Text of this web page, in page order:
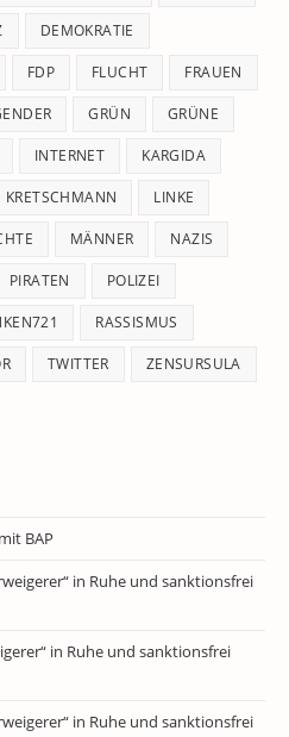
DEMOKRATIE
FDP FLUCHT FRAUEN
GRÜN GRÜNE
INTERNET KARGIDA
KRETSCHMANN LINKE
MÄNNER NAZIS
PIRATEN POLIZEI
RASSISMUS
TWITTER ZENSURSULA
BAP
in Ruhe und sanktionsfrei
in Ruhe und sanktionsfrei
in Ruhe und sanktionsfrei